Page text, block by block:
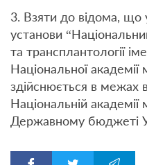
3. Взяти до відома, що
установи
та трансплантології
Національної
здійснюється в межах
Національній
Державному бюджеті